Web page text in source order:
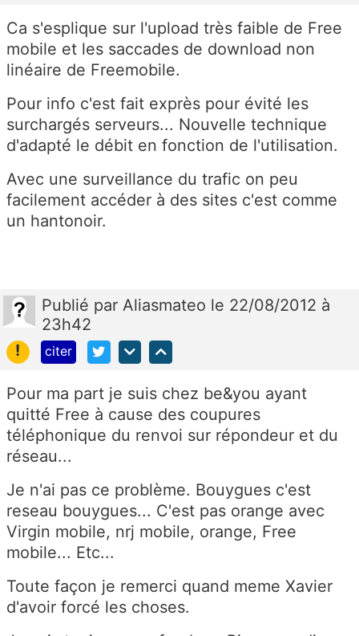
Ca s'esplique sur l'upload très faible de Free
mobile et les saccades de download non
linéaire de Freemobile.
Pour info c'est fait exprès pour évité les
surchargés serveurs... Nouvelle technique
d'adapté le débit en fonction de l'utilisation.
Avec une surveillance du trafic on peu
facilement accéder à des sites c'est comme
un hantonoir.
Publié par Aliasmateo le 22/08/2012 à
23h42
!
citer
Pour ma part je suis chez be&you ayant
quitté Free à cause des coupures
téléphonique du renvoi sur répondeur et du
réseau...
Je n'ai pas ce problème. Bouygues c'est
reseau bouygues... C'est pas orange avec
Virgin mobile, nrj mobile, orange, Free
mobile... Etc...
Toute façon je remerci quand meme Xavier
d'avoir forcé les choses.